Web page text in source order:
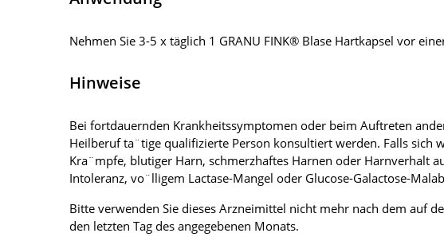
Nehmen Sie 3-5 x täglich 1 GRANU FINK® Blase Hartkapsel vor
Hinweise
Bei fortdauernden Krankheitssymptomen oder beim Auftreten
Heilberuf ta¨tige qualifizierte Person konsultiert werden. Falls sich
Kra¨mpfe, blutiger Harn, schmerzhaftes Harnen oder Harnverhalt
Intoleranz, vo¨lligem Lactase-Mangel oder Glucose-Galactose-
Bitte verwenden Sie dieses Arzneimittel nicht mehr nach dem auf
den letzten Tag des angegebenen Monats.